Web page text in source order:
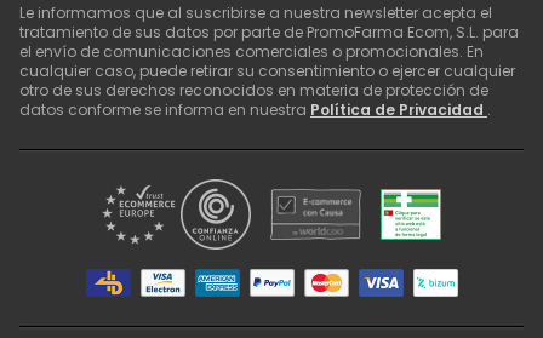
Le informamos que al suscribirse a nuestra newsletter acepta el
tratamiento de sus datos por parte de PromoFarma Ecom, S.L. para
el envío de comunicaciones comerciales o promocionales. En
cualquier caso, puede retirar su consentimiento o ejercer cualquier
otro de sus derechos reconocidos en materia de protección de
datos conforme se informa en nuestra Política de Privacidad .